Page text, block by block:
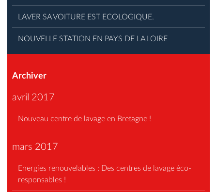
LAVER SA VOITURE EST ECOLOGIQUE.
NOUVELLE STATION EN PAYS DE LA LOIRE
Archiver
avril 2017
Nouveau centre de lavage en Bretagne !
mars 2017
Energies renouvelables : Des centres de lavage éco-
responsables !